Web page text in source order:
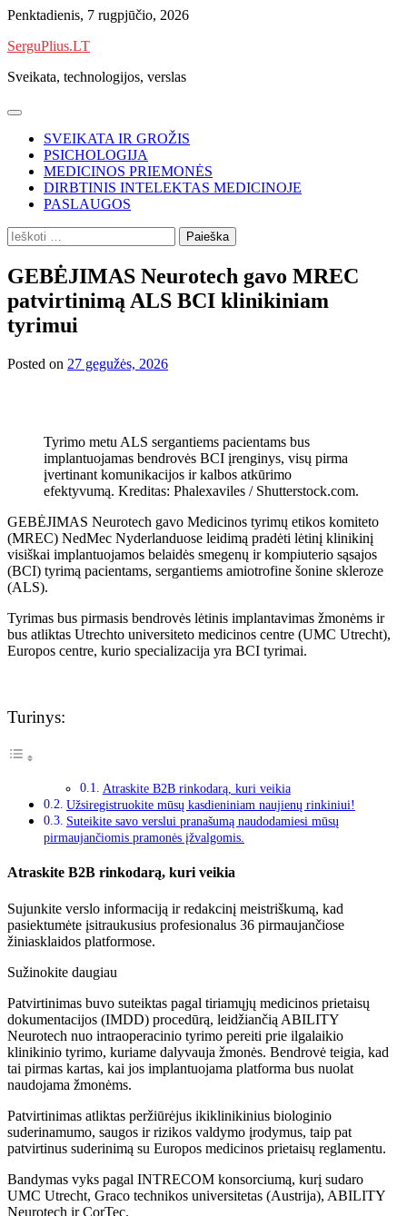
Skip
content
Penktadienis, 7 rugpjūčio, 2026
SerguPlius.LT
Sveikata, technologijos, verslas
SVEIKATA IR GROŽIS
PSICHOLOGIJA
MEDICINOS PRIEMONĖS
DIRBTINIS INTELEKTAS MEDICINOJE
PASLAUGOS
Ieškoti:
GEBĖJIMAS Neurotech gavo MREC
patvirtinimą ALS BCI klinikiniam
tyrimui
Posted on 27 gegužės, 2026
Tyrimo metu ALS sergantiems pacientams bus
implantuojamas bendrovės BCI įrenginys, visų pirma
įvertinant komunikacijos ir kalbos atkūrimo
efektyvumą. Kreditas: Phalexaviles / Shutterstock.com.
GEBĖJIMAS Neurotech gavo Medicinos tyrimų etikos komiteto
(MREC) NedMec Nyderlanduose leidimą pradėti lėtinį klinikinį
visiškai implantuojamos belaidės smegenų ir kompiuterio sąsajos
(BCI) tyrimą pacientams, sergantiems amiotrofine šonine skleroze
(ALS).
Tyrimas bus pirmasis bendrovės lėtinis implantavimas žmonėms ir
bus atliktas Utrechto universiteto medicinos centre (UMC Utrecht),
Europos centre, kurio specializacija yra BCI tyrimai.
Turinys:
Atraskite B2B rinkodarą, kuri veikia
Užsiregistruokite mūsų kasdieniniam naujienų rinkiniui!
Suteikite savo verslui pranašumą naudodamiesi mūsų
pirmaujančiomis pramonės įžvalgomis.
Atraskite B2B rinkodarą, kuri veikia
Sujunkite verslo informaciją ir redakcinį meistriškumą, kad
pasiektumėte įsitraukusius profesionalus 36 pirmaujančiose
žiniasklaidos platformose.
Sužinokite daugiau
Patvirtinimas buvo suteiktas pagal tiriamųjų medicinos prietaisų
dokumentacijos (IMDD) procedūrą, leidžiančią ABILITY
Neurotech nuo intraoperacinio tyrimo pereiti prie ilgalaikio
klinikinio tyrimo, kuriame dalyvauja žmonės. Bendrovė teigia, kad
tai pirmas kartas, kai jos implantuojama platforma bus nuolat
naudojama žmonėms.
Patvirtinimas atliktas peržiūrėjus ikiklinikinius biologinio
suderinamumo, saugos ir rizikos valdymo įrodymus, taip pat
patvirtinus suderinimą su Europos medicinos prietaisų reglamentu.
Bandymas vyks pagal INTRECOM konsorciumą, kurį sudaro
UMC Utrecht, Graco technikos universitetas (Austrija), ABILITY
Neurotech ir CorTec.